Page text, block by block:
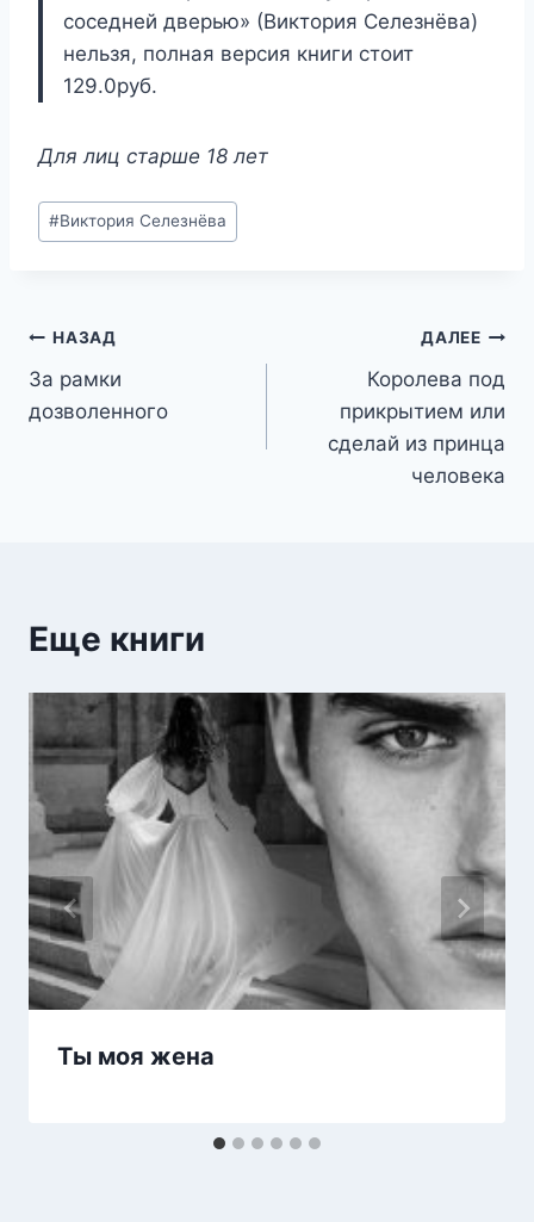
соседней дверью» (Виктория Селезнёва)
нельзя, полная версия книги стоит
129.0руб.
Для лиц старше 18 лет
Метки
записи:
#Виктория Селезнёва
Навигация
по
НАЗАД
За рамки
дозволенного
ДАЛЕЕ
Королева под
прикрытием или
сделай из принца
человека
Еще книги
Ты моя жена